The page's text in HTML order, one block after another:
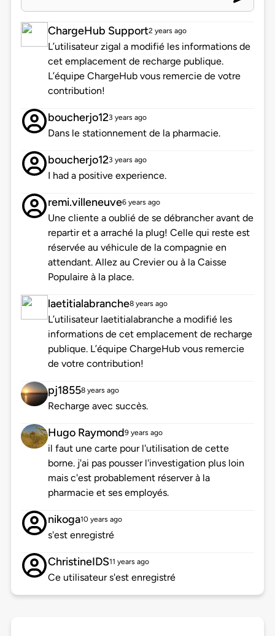
ChargeHub Support2 years ago
L’utilisateur zigal a modifié les informations de
cet emplacement de recharge publique.
L’équipe ChargeHub vous remercie de votre
contribution!
boucherjo123 years ago
Dans le stationnement de la pharmacie.
boucherjo123 years ago
I had a positive experience.
remi.villeneuve6 years ago
Une cliente a oublié de se débrancher avant de
repartir et a arraché la plug! Celle qui reste est
réservée au véhicule de la compagnie en
attendant. Allez au Crevier ou à la Caisse
Populaire à la place.
laetitialabranche8 years ago
L’utilisateur laetitialabranche a modifié les
informations de cet emplacement de recharge
publique. L’équipe ChargeHub vous remercie
de votre contribution!
pj18558 years ago
Recharge avec succès.
Hugo Raymond9 years ago
il faut une carte pour l'utilisation de cette
borne. j'ai pas pousser l'investigation plus loin
mais c'est probablement réserver à la
pharmacie et ses employés.
nikoga10 years ago
s'est enregistré
ChristineIDS11 years ago
Ce utilisateur s'est enregistré